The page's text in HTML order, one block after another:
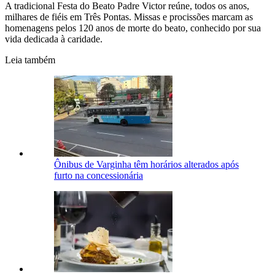
A tradicional Festa do Beato Padre Victor reúne, todos os anos,
milhares de fiéis em Três Pontas. Missas e procissões marcam as
homenagens pelos 120 anos de morte do beato, conhecido por sua
vida dedicada à caridade.
Leia também
Ônibus de Varginha têm horários alterados após
furto na concessionária